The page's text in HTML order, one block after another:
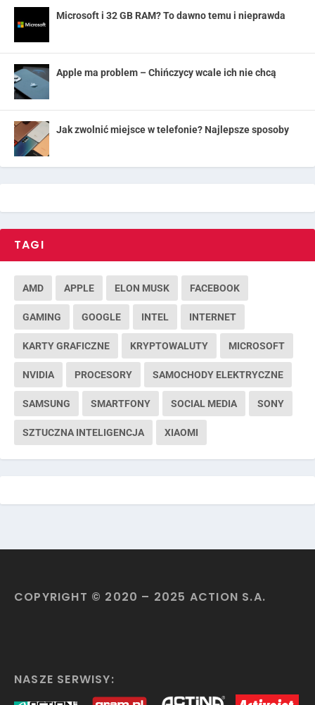
Microsoft i 32 GB RAM? To dawno temu i nieprawda
Apple ma problem – Chińczycy wcale ich nie chcą
Jak zwolnić miejsce w telefonie? Najlepsze sposoby
TAGI
AMD APPLE ELON MUSK FACEBOOK
GAMING GOOGLE INTEL INTERNET
KARTY GRAFICZNE KRYPTOWALUTY MICROSOFT
NVIDIA PROCESORY SAMOCHODY ELEKTRYCZNE
SAMSUNG SMARTFONY SOCIAL MEDIA SONY
SZTUCZNA INTELIGENCJA XIAOMI
COPYRIGHT © 2020 – 2025 ACTION S.A.
NASZE SERWISY: